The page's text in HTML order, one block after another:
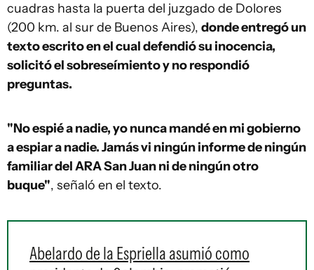
cuadras hasta la puerta del juzgado de Dolores
(200 km. al sur de Buenos Aires), donde entregó un
texto escrito en el cual defendió su inocencia,
solicitó el sobreseímiento y no respondió
preguntas.
"No espié a nadie, yo nunca mandé en mi gobierno
a espiar a nadie. Jamás vi ningún informe de ningún
familiar del ARA San Juan ni de ningún otro
buque", señaló en el texto.
Abelardo de la Espriella asumió como